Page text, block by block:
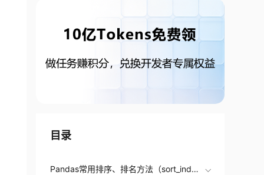
目录
Pandas常用排序、排名方法（sort_inde